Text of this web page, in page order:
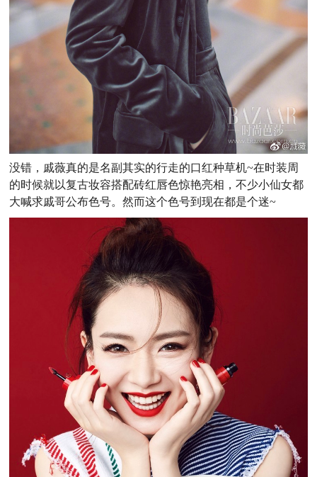
没错，戚薇真的是名副其实的行走的口红种草机~在时装周
的时候就以复古妆容搭配砖红唇色惊艳亮相，不少小仙女都
大喊求戚哥公布色号。然而这个色号到现在都是个迷~